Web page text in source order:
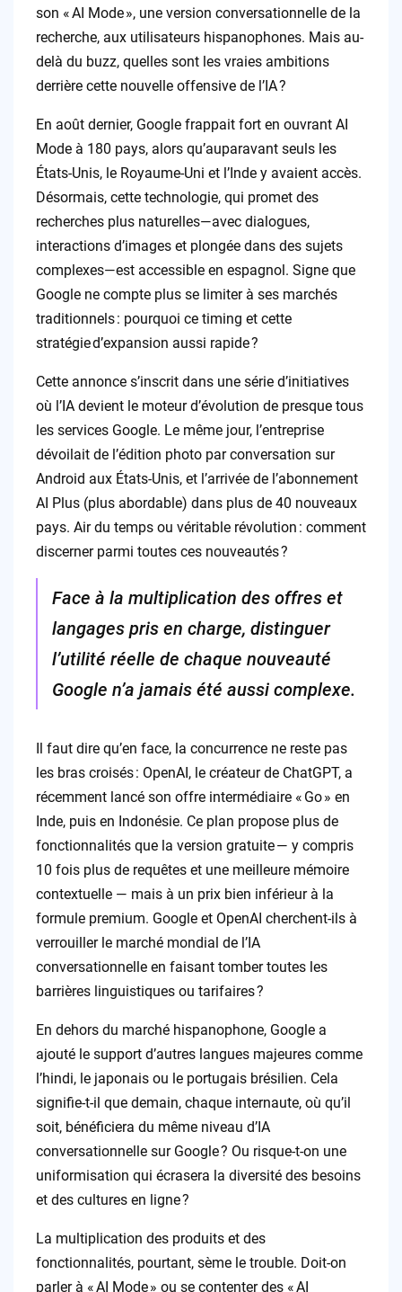
son « AI Mode », une version conversationnelle de la
recherche, aux utilisateurs hispanophones. Mais au-
delà du buzz, quelles sont les vraies ambitions
derrière cette nouvelle offensive de l’IA ?
En août dernier, Google frappait fort en ouvrant AI
Mode à 180 pays, alors qu’auparavant seuls les
États-Unis, le Royaume-Uni et l’Inde y avaient accès.
Désormais, cette technologie, qui promet des
recherches plus naturelles—avec dialogues,
interactions d’images et plongée dans des sujets
complexes—est accessible en espagnol. Signe que
Google ne compte plus se limiter à ses marchés
traditionnels : pourquoi ce timing et cette
stratégie d’expansion aussi rapide ?
Cette annonce s’inscrit dans une série d’initiatives
où l’IA devient le moteur d’évolution de presque tous
les services Google. Le même jour, l’entreprise
dévoilait de l’édition photo par conversation sur
Android aux États-Unis, et l’arrivée de l’abonnement
AI Plus (plus abordable) dans plus de 40 nouveaux
pays. Air du temps ou véritable révolution : comment
discerner parmi toutes ces nouveautés ?
Face à la multiplication des offres et
langages pris en charge, distinguer
l’utilité réelle de chaque nouveauté
Google n’a jamais été aussi complexe.
Il faut dire qu’en face, la concurrence ne reste pas
les bras croisés : OpenAI, le créateur de ChatGPT, a
récemment lancé son offre intermédiaire « Go » en
Inde, puis en Indonésie. Ce plan propose plus de
fonctionnalités que la version gratuite — y compris
10 fois plus de requêtes et une meilleure mémoire
contextuelle — mais à un prix bien inférieur à la
formule premium. Google et OpenAI cherchent-ils à
verrouiller le marché mondial de l’IA
conversationnelle en faisant tomber toutes les
barrières linguistiques ou tarifaires ?
En dehors du marché hispanophone, Google a
ajouté le support d’autres langues majeures comme
l’hindi, le japonais ou le portugais brésilien. Cela
signifie-t-il que demain, chaque internaute, où qu’il
soit, bénéficiera du même niveau d’IA
conversationnelle sur Google ? Ou risque-t-on une
uniformisation qui écrasera la diversité des besoins
et des cultures en ligne ?
La multiplication des produits et des
fonctionnalités, pourtant, sème le trouble. Doit-on
parler à « AI Mode » ou se contenter des « AI